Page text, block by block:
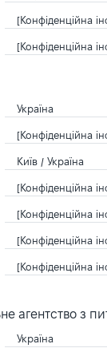
[Конфіденційна
[Конфіденційна
Україна
[Конфіденційна
Київ / Україна
[Конфіденційна
[Конфіденційна
[Конфіденційна
[Конфіденційна
з
Україна